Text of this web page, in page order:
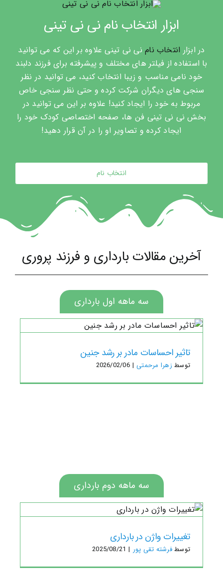
ابزار انتخاب نام نی نی تینی
در ابزار انتخاب نامنی نی تینی علاوه بر این که می توانید
با استفاده از فیلتر های مختلف و پیشرفته برای فرزند دلبند
خود نامی مناسب و زیبا انتخاب کنید، می توانید در نظر
سنجی های دیگران شرکت کرده و حتی نظر سنجی خاص
مربوط به خود را ایجاد کنید! علاوه بر این می توانید در
بخش نی نی تینی فن ها، صفحه اختصاصی کودک خود را
ایجاد کرده و تصاویر او را در آن قرار دهید!
انتخاب نام
آخرین مقالات بارداری و فرزند پروری
سه ماهه اول بارداری
تاثیر احساسات مادر بر رشد جنین
توسط زهرا مرحمتی |
2026/02/06
سه ماهه دوم بارداری
تغییرات واژن در بارداری
توسطفرشته تقی پور |
2025/08/21